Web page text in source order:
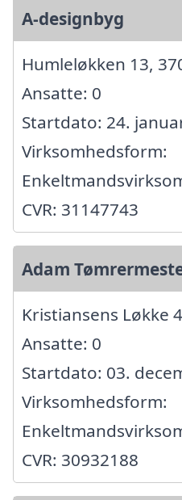
A-designbyg
Humleløkken 13,
Ansatte: 0
Startdato: 24.
Virksomhedsform:
CVR: 31147743
Adam
Kristiansens Løkke
Ansatte: 0
Startdato: 03.
Virksomhedsform:
CVR: 30932188